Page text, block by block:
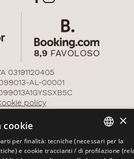
8,9 FAVOLOSO
03191120405
AL-00001
policy
societari
ITALIAN
×
cookie
per finalità: tecniche (necessari per la
e cookie traccianti / di profilazione